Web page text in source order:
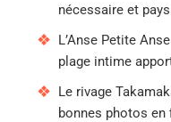
nécessaire et
L’Anse Petite
plage intime
Le rivage
bonnes photos en